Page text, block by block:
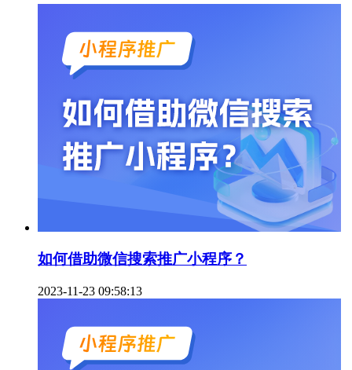
如何借助微信搜索推广小程序？
2023-11-23 09:58:13